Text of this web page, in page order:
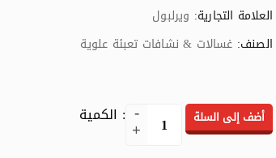
العلامة التجارية: ويرلبول
الصنف: غسالات & نشافات تعبئة علوية
: الكمية أضف إلى السلة